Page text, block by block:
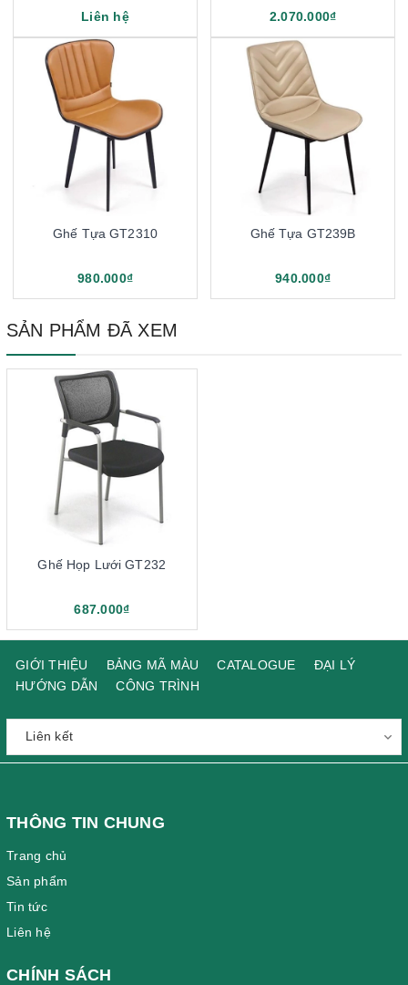
Liên hệ 2.070.000₫
Ghế Tựa GT2310
980.000₫
Ghế Tựa GT239B
940.000₫
SẢN PHẨM ĐÃ XEM
Ghế Họp Lưới GT232
687.000₫
GIỚI THIỆU BẢNG MÃ MÀU CATALOGUE
ĐẠI LÝ
HƯỚNG DẪN
CÔNG TRÌNH
THÔNG TIN CHUNG
Trang chủ
Sản phẩm
Tin tức
Liên hệ
CHÍNH SÁCH